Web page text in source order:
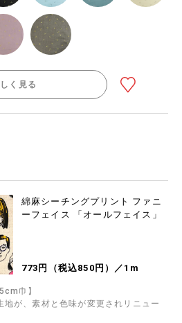
く見る
綿麻シーチングプリント ファニ
ーフェイス 「オールフェイス」
773円（税込850円）／1m
巾】
が、素材と色味が変更されリニュー